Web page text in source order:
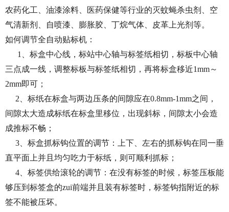
农药化工、油漆涂料、医药保健等行业的灭蚊蝇杀虫剂、空
气清新剂、自喷漆、膨胀胶、丁烷气体、皮革上光剂等。
如何调节全自动贴标机：
1、标盒中心线，标站中心轴与标签纸相切，标板中心轴
三点成一线，调整标板与标签纸相切，再将标盒移近1mm～
2mm即可；
2、标纸在标盒与两边压条的间隙应在0.8mm-1mm之间，
间隙太大造成标纸在标盒里移位，出现斜标，间隙太小会造
成推标不畅；
3、标盒抓标钩位置的调节：上下、左右的抓标钩在同一垂
直平面上并且均匀吃力于标纸，则可顺利抓标；
4、标签供给滚轮的调节：在没有标签的时候，标签压板能
够压到标签盒的zui前端并且装有标签时，标签钩指附近的标
签不能被压坏。